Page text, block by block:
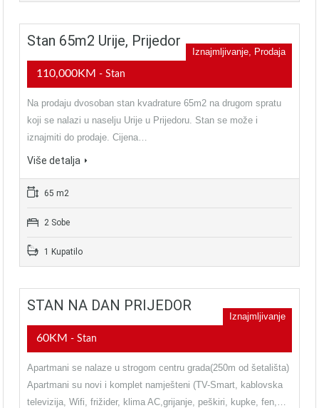
Stan 65m2 Urije, Prijedor
Iznajmljivanje, Prodaja
110,000KM - Stan
Na prodaju dvosoban stan kvadrature 65m2 na drugom spratu
koji se nalazi u naselju Urije u Prijedoru. Stan se može i
iznajmiti do prodaje. Cijena…
Više detalja
65 m2
2 Sobe
1 Kupatilo
STAN NA DAN PRIJEDOR
Iznajmljivanje
60KM - Stan
Apartmani se nalaze u strogom centru grada(250m od šetališta)
Apartmani su novi i komplet namješteni (TV-Smart, kablovska
televizija, Wifi, frižider, klima AC,grijanje, peškiri, kupke, fen,…